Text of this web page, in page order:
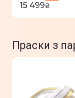
15 499₴
Праски з